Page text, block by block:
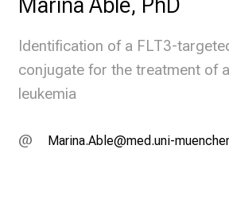
Identification of a FLT3-
conjugate for the treatment of
leukemia
Ogplug Fjäi vim